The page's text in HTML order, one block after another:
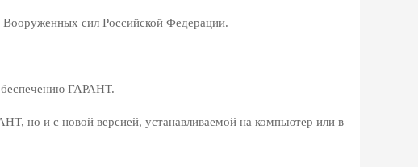
сил Российской Федерации.
ГАРАНТ.
но и с новой версией, устанавливаемой на компьютер или в